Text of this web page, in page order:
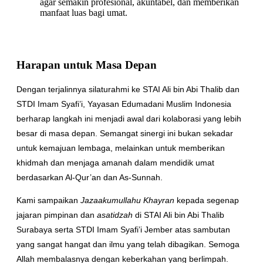
agar semakin profesional, akuntabel, dan memberikan
manfaat luas bagi umat.
Harapan untuk Masa Depan
Dengan terjalinnya silaturahmi ke STAI Ali bin Abi Thalib dan
STDI Imam Syafi’i, Yayasan Edumadani Muslim Indonesia
berharap langkah ini menjadi awal dari kolaborasi yang lebih
besar di masa depan. Semangat sinergi ini bukan sekadar
untuk kemajuan lembaga, melainkan untuk memberikan
khidmah dan menjaga amanah dalam mendidik umat
berdasarkan Al-Qur’an dan As-Sunnah.
Kami sampaikan Jazaakumullahu Khayran kepada segenap
jajaran pimpinan dan asatidzah di STAI Ali bin Abi Thalib
Surabaya serta STDI Imam Syafi’i Jember atas sambutan
yang sangat hangat dan ilmu yang telah dibagikan. Semoga
Allah membalasnya dengan keberkahan yang berlimpah.